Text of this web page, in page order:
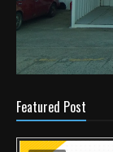
Featured Post